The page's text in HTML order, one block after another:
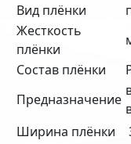
Вид плёнки
Жесткость
плёнки
Состав плёнки
Предназначение
Ширина плёнки